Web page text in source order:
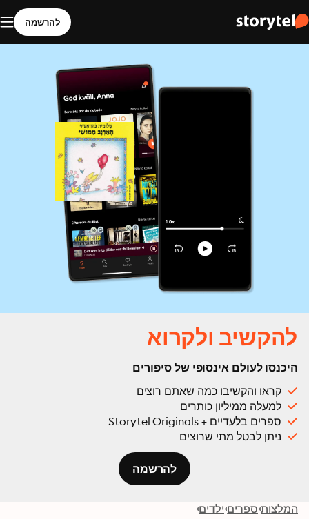
להרשמה
להקשיב ולקרוא
היכנסו לעולם אינסופי של סיפורים
קראו והקשיבו כמה שאתם רוצים
למעלה ממיליון כותרים
ספרים בלעדיים + Storytel Originals
ניתן לבטל מתי שרוצים
להרשמה
המלצות ספרים ילדים